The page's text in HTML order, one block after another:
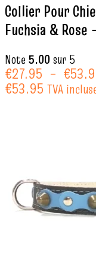
Collier Pour
Fuchsia &
Note 5.00sur 5
€27.95 – €
€53.95 TVA